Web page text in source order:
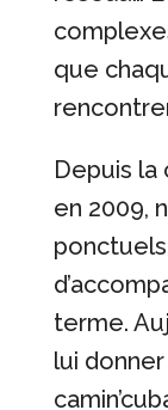
que
Depuis
en 2009,
terme.
lui